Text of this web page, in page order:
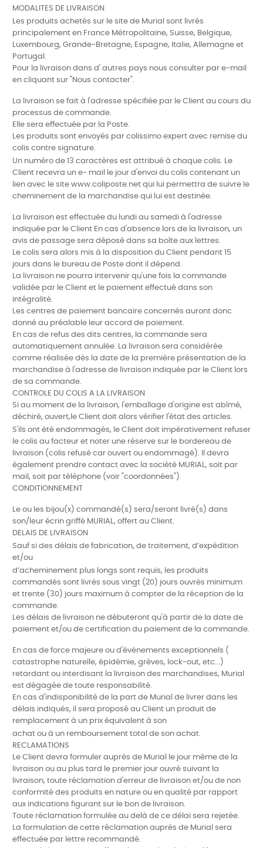
MODALITES DE LIVRAISON
Les produits achetés sur le site de Murial sont livrés
principalement en France Métropolitaine, Suisse, Belgique,
Luxembourg, Grande-Bretagne, Espagne, Italie, Allemagne et
Portugal.
Pour la livraison dans d' autres pays nous consulter par e-mail
en cliquant sur "Nous contacter".
La livraison se fait à l'adresse spécifiée par le Client au cours du
processus de commande.
Elle sera effectuée par la Poste.
Les produits sont envoyés par colissimo expert avec remise du
colis contre signature.
Un numéro de 13 caractères est attribué à chaque colis. Le
Client recevra un e- mail le jour d'envoi du colis contenant un
lien avec le site www.coliposte.net qui lui permettra de suivre le
cheminement de la marchandise qui lui est destinée.
La livraison est effectuée du lundi au samedi à l'adresse
indiquée par le Client En cas d'absence lors de la livraison, un
avis de passage sera déposé dans sa boîte aux lettres.
Le colis sera alors mis à la disposition du Client pendant 15
jours dans le bureau de Poste dont il dépend.
La livraison ne pourra intervenir qu'une fois la commande
validée par le Client et le paiement effectué dans son
intégralité.
Les centres de paiement bancaire concernés auront donc
donné au préalable leur accord de paiement.
En cas de refus des dits centres, la commande sera
automatiquement annulée. La livraison sera considérée
comme réalisée dès la date de la première présentation de la
marchandise à l'adresse de livraison indiquée par le Client lors
de sa commande.
CONTROLE DU COLIS A LA LIVRAISON
Si au moment de la livraison, l'emballage d'origine est abîmé,
déchiré, ouvert,le Client doit alors vérifier l'état des articles.
S'ils ont été endommagés, le Client doit impérativement refuser
le colis au facteur et noter une réserve sur le bordereau de
livraison (colis refusé car ouvert ou endommagé). Il devra
également prendre contact avec la société MURIAL, soit par
mail, soit par téléphone (voir "coordonnées").
CONDITIONNEMENT
Le ou les bijou(x) commandé(s) sera/seront livré(s) dans
son/leur écrin griffé MURIAL, offert au Client.
DELAIS DE LIVRAISON
Sauf si des délais de fabrication, de traitement, d’expédition
et/ou
d’acheminement plus longs sont requis, les produits
commandés sont livrés sous vingt (20) jours ouvrés minimum
et trente (30) jours maximum à compter de la réception de la
commande.
Les délais de livraison ne débuteront qu'à partir de la date de
paiement et/ou de certification du paiement de la commande.
En cas de force majeure ou d'événements exceptionnels (
catastrophe naturelle, épidémie, grèves, lock-out, etc...)
retardant ou interdisant la livraison des marchandises, Murial
est dégagée de toute responsabilité.
En cas d'indisponibilité de la part de Murial de livrer dans les
délais indiqués, il sera proposé au Client un produit de
remplacement à un prix équivalent à son
achat ou à un remboursement total de son achat.
RECLAMATIONS
Le Client devra formuler auprès de Murial le jour même de la
livraison ou au plus tard le premier jour ouvré suivant la
livraison, toute réclamation d'erreur de livraison et/ou de non
conformité des produits en nature ou en qualité par rapport
aux indications figurant sur le bon de livraison.
Toute réclamation formulée au delà de ce délai sera rejetée.
La formulation de cette réclamation auprès de Murial sera
effectuée par lettre recommandé.